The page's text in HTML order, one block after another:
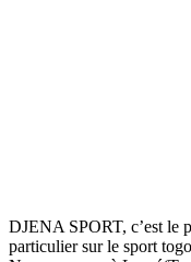
DJENA SPORT, c’est le
particulier sur le sport